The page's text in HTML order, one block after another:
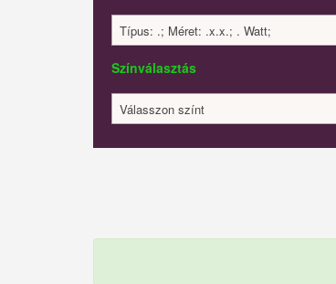
Típus: .; Méret: .x.x.; . Watt;
Színválasztás
Válasszon színt